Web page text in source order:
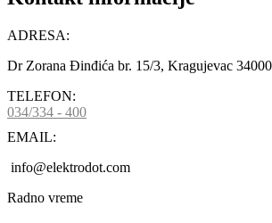
ADRESA:
Dr Zorana Đinđića br. 15/3, Kragujevac 34000
TELEFON:
034/334 - 400
EMAIL:
info@elektrodot.com
Radno vreme